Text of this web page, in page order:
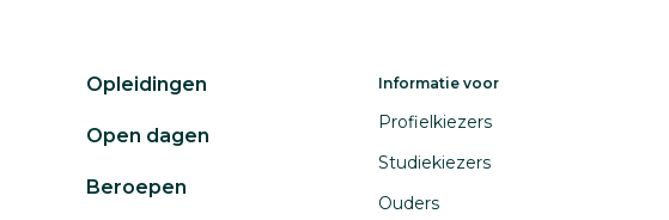
Opleidingen
Open dagen
Beroepen
Informatie voor
Profielkiezers
Studiekiezers
Ouders